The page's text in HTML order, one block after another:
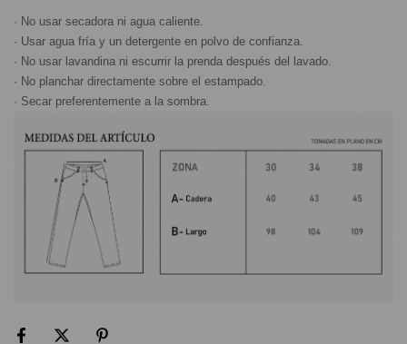
· No usar secadora ni agua caliente.
· Usar agua fría y un detergente en polvo de confianza.
· No usar lavandina ni escurrir la prenda después del lavado.
· No planchar directamente sobre el estampado.
· Secar preferentemente a la sombra.